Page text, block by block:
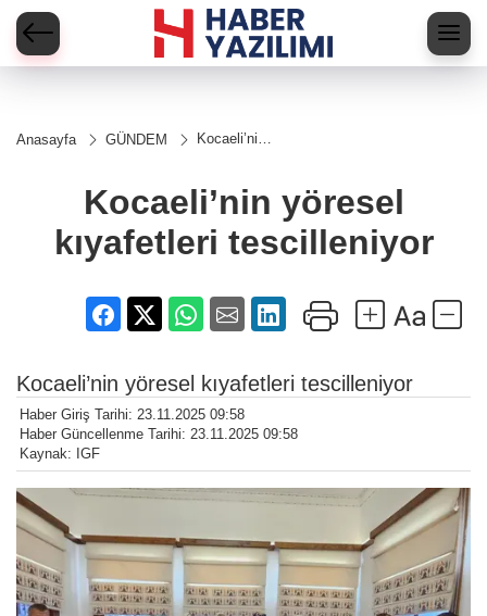
Anasayfa GÜNDEM
Kocaeli’nin
tescilleniyor
Kocaeli’nin yöresel
kıyafetleri tescilleniyor
Kocaeli’nin yöresel kıyafetleri tescilleniyor
Haber Giriş Tarihi: 23.11.2025 09:58
Haber Güncellenme Tarihi: 23.11.2025 09:58
Kaynak: IGF